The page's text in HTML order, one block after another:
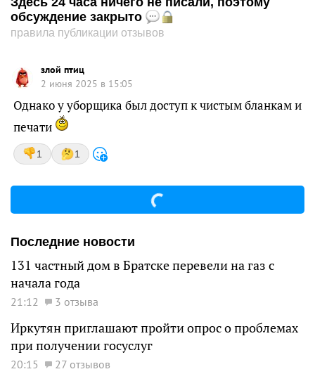
обсуждение закрыто
правила публикации отзывов
злой птиц
2 июня 2025 в 15:05
Однако у уборщика был доступ к чистым бланкам и
печати
1 1
Последние новости
131 частный дом в Братске перевели на газ с
начала года
21:12 3 отзыва
Иркутян приглашают пройти опрос о проблемах
при получении госуслуг
20:15 27 отзывов